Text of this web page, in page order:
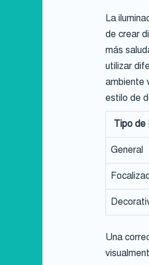
La
de crear
más
utilizar
ambiente
estilo de
Tipo de
General
Una